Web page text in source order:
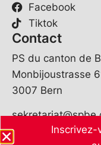
Facebook
Tiktok
Contact
PS du canton de
Monbijoustrasse
3007 Bern
031 370 07 80
Inscrivez-